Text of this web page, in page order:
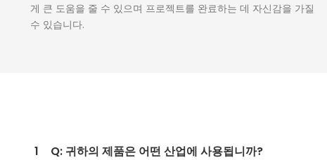
게 큰 도움을 줄 수 있으며 프로젝트를 완료하는 데 자신감을 가질
수 있습니다.
1 Q: 귀하의 제품은 어떤 산업에 사용됩니까?